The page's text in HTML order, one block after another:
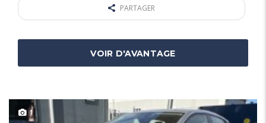
PARTAGER
VOIR D'AVANTAGE
1